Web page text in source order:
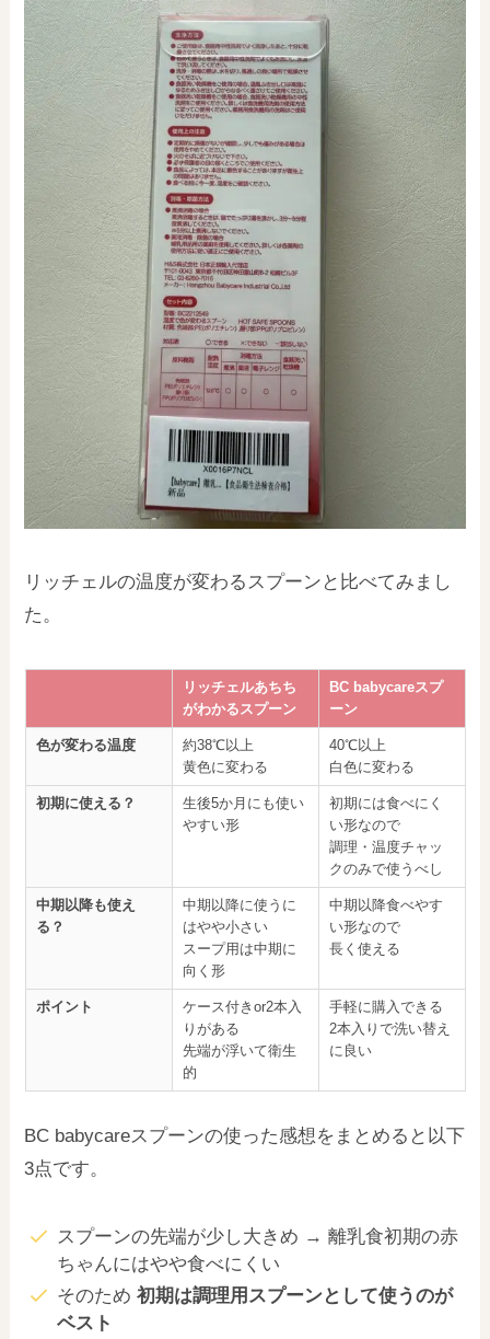
リッチェルの温度が変わるスプーンと比べてみまし
た。
リッチェルあちち
がわかるスプーン
BC babycareスプ
ーン
色が変わる温度
約38℃以上
黄色に変わる
40℃以上
白色に変わる
初期に使える？
生後5か月にも使い
やすい形
初期には食べにく
い形なので
調理・温度チャッ
クのみで使うべし
中期以降も使え
る？
中期以降に使うに
はやや小さい
スープ用は中期に
向く形
中期以降食べやす
い形なので
長く使える
ポイント
ケース付きor2本入
りがある
先端が浮いて衛生
的
手軽に購入できる
2本入りで洗い替え
に良い
BC babycareスプーンの使った感想をまとめると以下
3点です。
スプーンの先端が少し大きめ → 離乳食初期の赤
ちゃんにはやや食べにくい
そのため初期は調理用スプーンとして使うのが
ベスト